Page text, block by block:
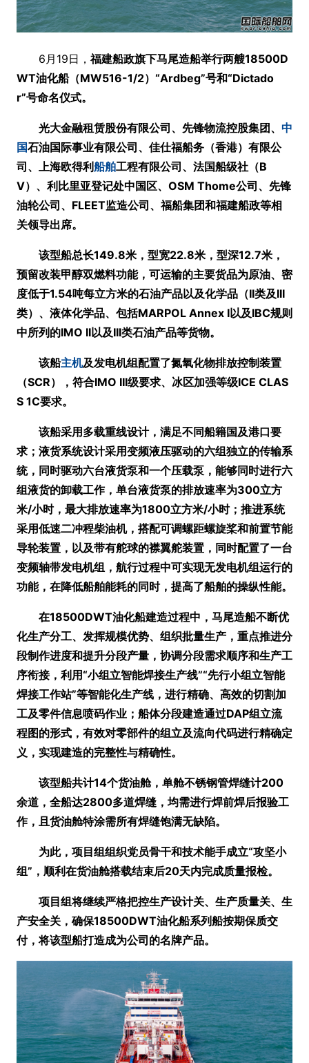
6月19日，福建船政旗下马尾造船举行两艘18500D
WT油化船（MW516-1/2） “Ardbeg”号和“Dictado
r”号命名仪式。
光大金融租赁股份有限公司、先锋物流控股集团、 中
国石油国际事业有限公司、佳仕福船务 （香港） 有限公
司、上海欧得利船舶工程有限公司、法国船级社 （B
V） 、利比里亚登记处中国区、OSM Thome公司、先锋
油轮公司、FLEET监造公司、福船集团和福建船政等相
关领导出席。
该型船总长149.8米，型宽22.8米，型深12.7米，
预留改装甲醇双燃料功能，可运输的主要货品为原油、密
度低于1.54吨每立方米的石油产品以及化学品 （II类及III
类） 、液体化学品、包括MARPOL Annex I以及IBC规则
中所列的IMO II以及III类石油产品等货物。
该船主机及发电机组配置了氮氧化物排放控制装置
（SCR）
，符合IMO III级要求、冰区加强等级ICE CLAS
S 1C要求。
该船采用多载重线设计，满足不同船籍国及港口要
求；液货系统设计采用变频液压驱动的六组独立的传输系
统，同时驱动六台液货泵和一个压载泵，能够同时进行六
组液货的卸载工作，单台液货泵的排放速率为300立方
米/小时，最大排放速率为1800立方米/小时；推进系统
采用低速二冲程柴油机，搭配可调螺距螺旋桨和前置节能
导轮装置，以及带有舵球的襟翼舵装置，同时配置了一台
变频轴带发电机组，航行过程中可实现无发电机组运行的
功能，在降低船舶能耗的同时，提高了船舶的操纵性能。
在18500DWT油化船建造过程中，马尾造船不断优
化生产分工、发挥规模优势、组织批量生产，重点推进分
段制作进度和提升分段产量，协调分段需求顺序和生产工
序衔接，利用“小组立智能焊接生产线”“先行小组立智能
焊接工作站”等智能化生产线，进行精确、高效的切割加
工及零件信息喷码作业；船体分段建造通过DAP组立流
程图的形式，有效对零部件的组立及流向代码进行精确定
义，实现建造的完整性与精确性。
该型船共计14个货油舱，单舱不锈钢管焊缝计200
余道，全船达2800多道焊缝，均需进行焊前焊后报验工
作，且货油舱特涂需所有焊缝饱满无缺陷。
为此，项目组组织党员骨干和技术能手成立“攻坚小
组” ，顺利在货油舱搭载结束后20天内完成质量报检。
项目组将继续严格把控生产设计关、生产质量关、生
产安全关，确保18500DWT油化船系列船按期保质交
付，将该型船打造成为公司的名牌产品。